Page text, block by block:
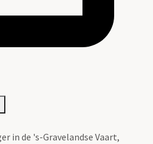
in de 's-Gravelandse Vaart,